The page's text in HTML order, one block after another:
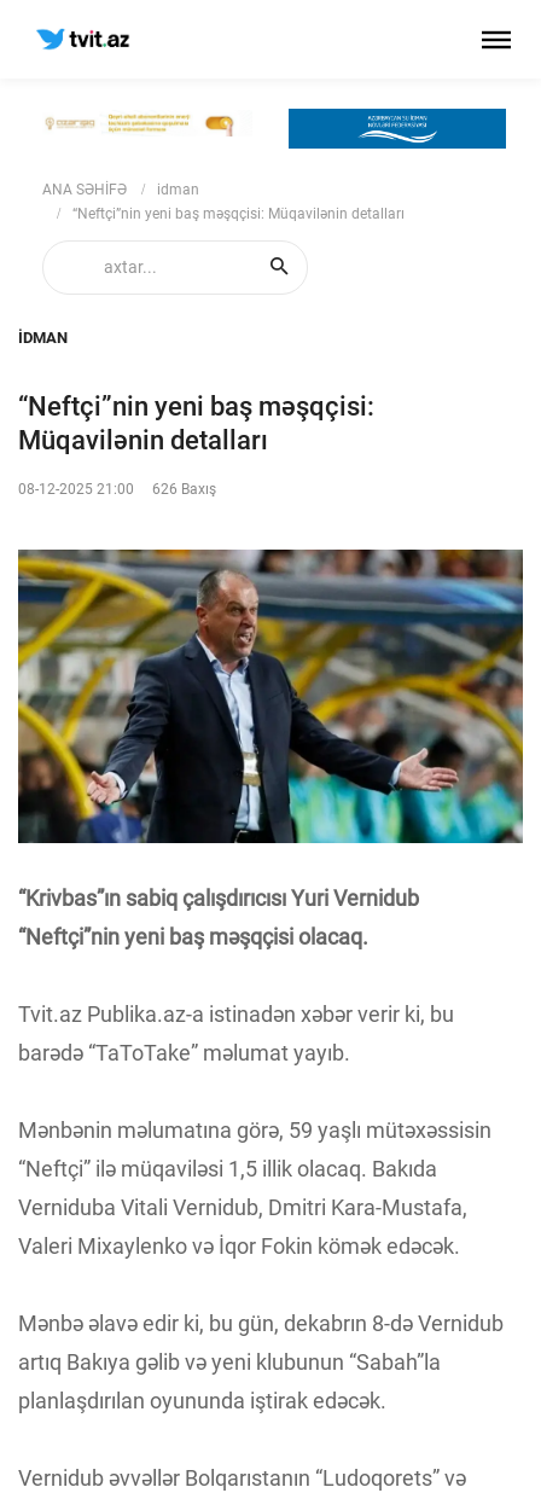
ANA SƏHİFƏ
idman
“Neftçi”nin yeni baş məşqçisi: Müqavilənin detalları
IDMAN
“Neftçi”nin yeni baş məşqçisi:
Müqavilənin detalları
08-12-2025 21:00 626 Baxış
“Krivbas”ın sabiq çalışdırıcısı Yuri Vernidub
“Neftçi”nin yeni baş məşqçisi olacaq.
Tvit.az Publika.az-a istinadən xəbər verir ki, bu
barədə “TaToTake” məlumat yayıb.
Mənbənin məlumatına görə, 59 yaşlı mütəxəssisin
“Neftçi” ilə müqaviləsi 1,5 illik olacaq. Bakıda
Verniduba Vitali Vernidub, Dmitri Kara-Mustafa,
Valeri Mixaylenko və İqor Fokin kömək edəcək.
Mənbə əlavə edir ki, bu gün, dekabrın 8-də Vernidub
artıq Bakıya gəlib və yeni klubunun “Sabah”la
planlaşdırılan oyununda iştirak edəcək.
Vernidub əvvəllər Bolqarıstanın “Ludoqorets” və